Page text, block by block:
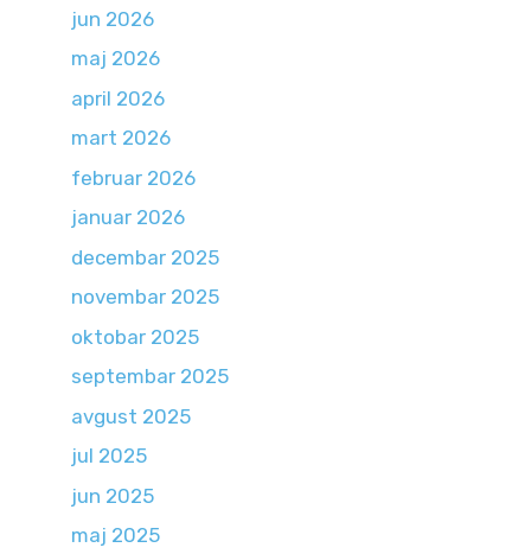
jun 2026
maj 2026
april 2026
mart 2026
februar 2026
januar 2026
decembar 2025
novembar 2025
oktobar 2025
septembar 2025
avgust 2025
jul 2025
jun 2025
maj 2025